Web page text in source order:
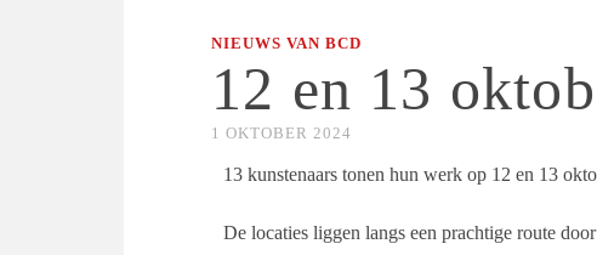
NIEUWS VAN BCD
12 en 13
1 OKTOBER 2024
13 kunstenaars tonen hun werk op 12 en 13
De locaties liggen langs een prachtige route